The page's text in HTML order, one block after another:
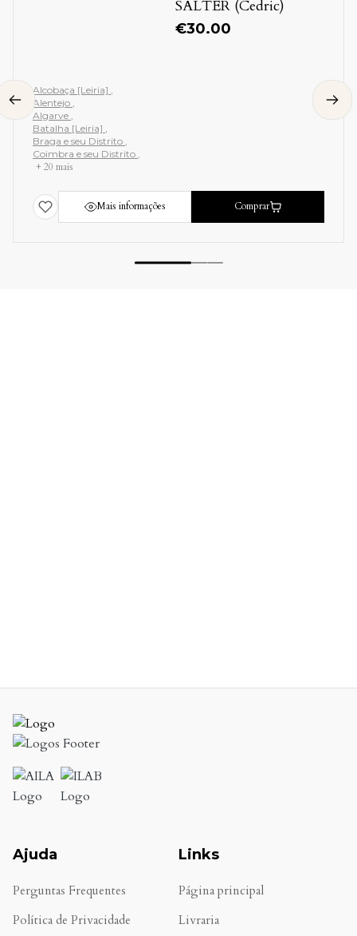
SALTER (Cedric)
€30.00
Alcobaça [Leiria]
Alentejo
Algarve
Batalha [Leiria]
Braga e seu Distrito
Coimbra e seu Distrito
+ 20 mais
Mais informações Comprar
Ajuda
Perguntas Frequentes
Política de Privacidade
Links
Página principal
Livraria